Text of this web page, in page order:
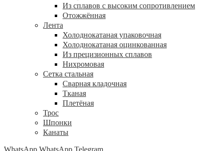
Из сплавов с высоким сопротивлением
Отожжённая
Лента
Холоднокатаная упаковочная
Холоднокатаная оцинкованная
Из прецизионных сплавов
Нихромовая
Сетка стальная
Сварная кладочная
Тканая
Плетёная
Трос
Шпонки
Канаты
WhatsApp WhatsApp Telegram